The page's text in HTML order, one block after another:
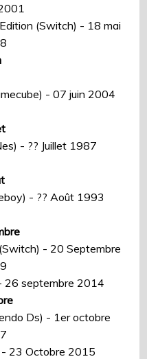
(Switch) - 18 mai
- 07 juin 2004
- ?? Juillet 1987
- ?? Août 1993
- 20 Septembre
26 septembre 2014
Ds) - 1er octobre
- 23 Octobre 2015